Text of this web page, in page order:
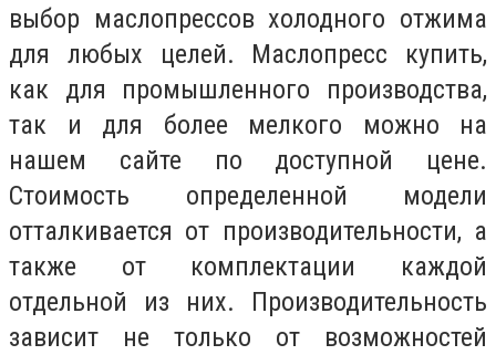
выбор маслопрессов холодного отжима
для любых целей. Маслопресс купить,
как для промышленного производства,
так и для более мелкого можно на
нашем сайте по доступной цене.
Стоимость определенной модели
отталкивается от производительности, а
также от комплектации каждой
отдельной из них. Производительность
зависит не только от возможностей